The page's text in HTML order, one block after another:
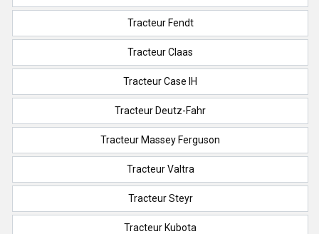
Tracteur Fendt
Tracteur Claas
Tracteur Case IH
Tracteur Deutz-Fahr
Tracteur Massey Ferguson
Tracteur Valtra
Tracteur Steyr
Tracteur Kubota